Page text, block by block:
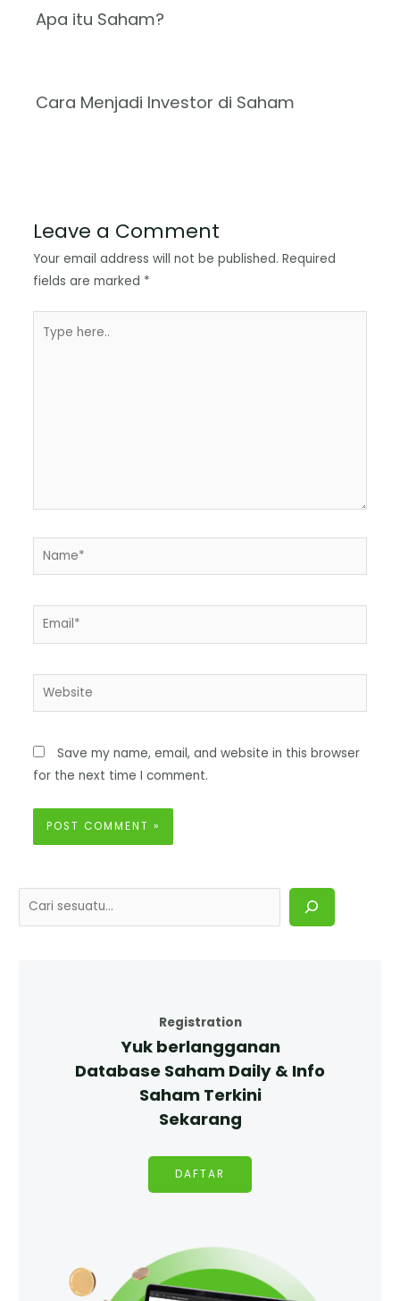
Apa itu Saham?
Cara Menjadi Investor di Saham
Leave a Comment
Your email address will not be published. Required
fields are marked *
Save my name, email, and website in this browser
for the next time I comment.
Registration
Yuk berlangganan
Database Saham Daily & Info
Saham Terkini
Sekarang
DAFTAR